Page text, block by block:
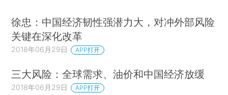
徐忠：中国经济韧性强潜力大，对冲外部风险
关键在深化改革
2018年06月29日 APP打开
三大风险：全球需求、油价和中国经济放缓
2018年06月29日 APP打开